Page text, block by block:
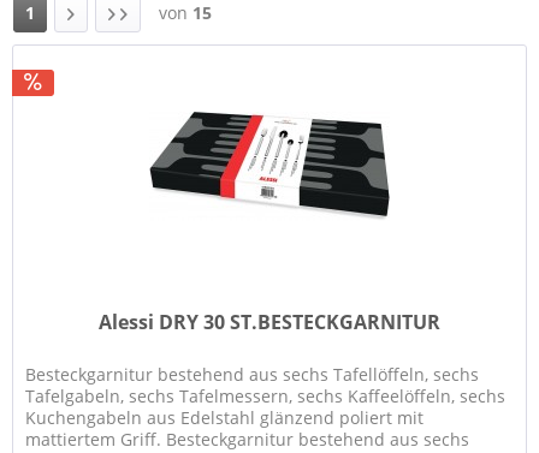
1 von 15
Alessi DRY 30 ST.BESTECKGARNITUR
Besteckgarnitur bestehend aus sechs Tafellöffeln, sechs
Tafelgabeln, sechs Tafelmessern, sechs Kaffeelöffeln, sechs
Kuchengabeln aus Edelstahl glänzend poliert mit
mattiertem Griff. Besteckgarnitur bestehend aus sechs